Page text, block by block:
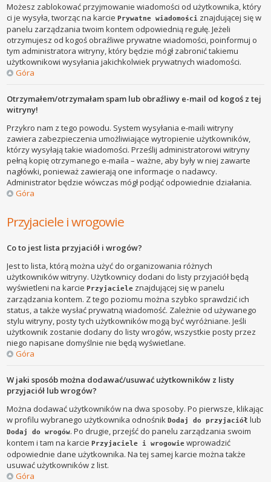
Możesz zablokować przyjmowanie wiadomości od użytkownika, który
ci je wysyła, tworząc na karciePrywatne wiadomości znajdującej się w
panelu zarządzania twoim kontem odpowiednią regułę. Jeżeli
otrzymujesz od kogoś obraźliwe prywatne wiadomości, poinformuj o
tym administratora witryny, który będzie mógł zabronić takiemu
użytkownikowi wysyłania jakichkolwiek prywatnych wiadomości.
Góra
Otrzymałem/otrzymałam spam lub obraźliwy e-mail od kogoś z tej
witryny!
Przykro nam z tego powodu. System wysyłania e-maili witryny
zawiera zabezpieczenia umożliwiające wytropienie użytkowników,
którzy wysyłają takie wiadomości. Prześlij administratorowi witryny
pełną kopię otrzymanego e-maila – ważne, aby były w niej zawarte
nagłówki, ponieważ zawierają one informacje o nadawcy.
Administrator będzie wówczas mógł podjąć odpowiednie działania.
Góra
Przyjaciele i wrogowie
Co to jest lista przyjaciół i wrogów?
Jest to lista, którą można użyć do organizowania różnych
użytkowników witryny. Użytkownicy dodani do listy przyjaciół będą
wyświetleni na karciePrzyjaciele znajdującej się w panelu
zarządzania kontem. Z tego poziomu można szybko sprawdzić ich
status, a także wysłać prywatną wiadomość. Zależnie od używanego
stylu witryny, posty tych użytkowników mogą być wyróżniane. Jeśli
użytkownik zostanie dodany do listy wrogów, wszystkie posty przez
niego napisane domyślnie nie będą wyświetlane.
Góra
W jaki sposób można dodawać/usuwać użytkowników z listy
przyjaciół lub wrogów?
Można dodawać użytkowników na dwa sposoby. Po pierwsze, klikając
w profilu wybranego użytkownika odnośnikDodaj do przyjaciół lub
Dodaj do wrogów. Po drugie, przejść do panelu zarządzania swoim
kontem i tam na karciePrzyjaciele i wrogowie wprowadzić
odpowiednie dane użytkownika. Na tej samej karcie można także
usuwać użytkowników z list.
Góra